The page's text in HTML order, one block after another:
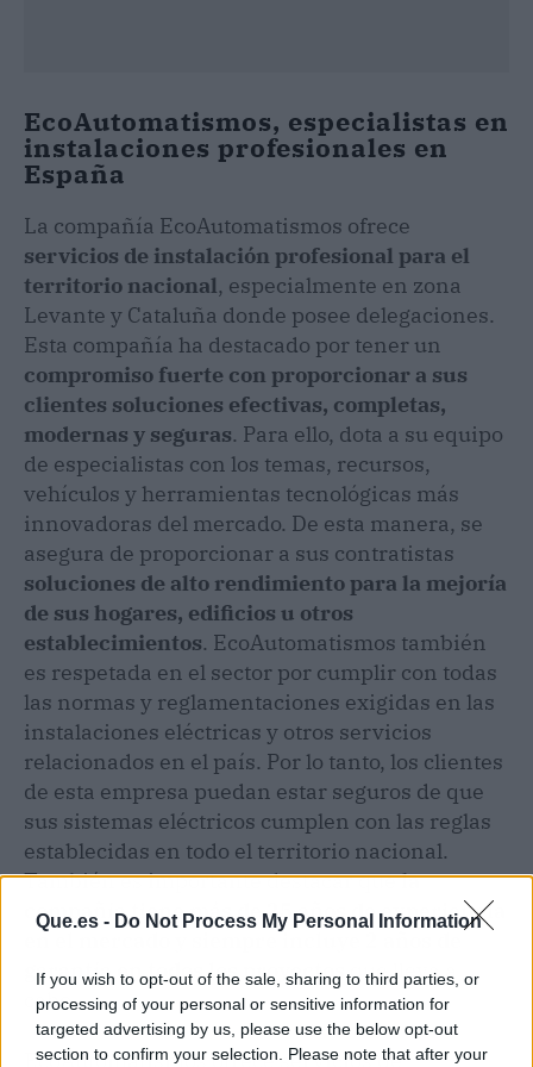
Que.es - Do Not Process My Personal Information
If you wish to opt-out of the sale, sharing to third parties, or
processing of your personal or sensitive information for
targeted advertising by us, please use the below opt-out
section to confirm your selection. Please note that after your
EcoAutomatismos, especialistas en
instalaciones profesionales en
España
La compañía EcoAutomatismos ofrece
servicios de instalación profesional para el
territorio nacional, especialmente en zona
Levante y Cataluña donde posee delegaciones.
Esta compañía ha destacado por tener un
compromiso fuerte con proporcionar a sus
clientes soluciones efectivas, completas,
modernas y seguras. Para ello, dota a su equipo
de especialistas con los temas, recursos,
vehículos y herramientas tecnológicas más
innovadoras del mercado. De esta manera, se
asegura de proporcionar a sus contratistas
soluciones de alto rendimiento para la mejoría
de sus hogares, edificios u otros
establecimientos. EcoAutomatismos también
es respetada en el sector por cumplir con todas
las normas y reglamentaciones exigidas en las
instalaciones eléctricas y otros servicios
relacionados en el país. Por lo tanto, los clientes
de esta empresa puedan estar seguros de que
sus sistemas eléctricos cumplen con las reglas
establecidas en todo el territorio nacional.
También es importante destacar quela
compañía tiene más de 25 años de experiencia
en el mercado y siempre incluye 2 años de
garantía en todos los proyectosque lleva a
cabo.
EcoAutomatismos ofrece servicios de